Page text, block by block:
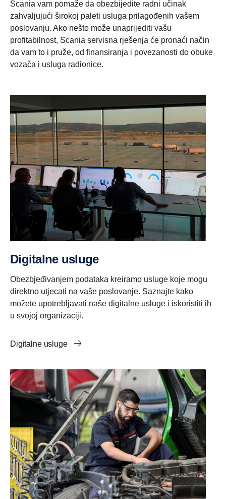
Scania vam pomaže da obezbijedite radni učinak
zahvaljujući širokoj paleti usluga prilagođenih vašem
poslovanju. Ako nešto može unaprijediti vašu
profitabilnost, Scania servisna rješenja će pronaći način
da vam to i pruže, od finansiranja i povezanosti do obuke
vozača i usluga radionice.
Digitalne usluge
Obezbjeđivanjem podataka kreiramo usluge koje mogu
direktno utjecati na vaše poslovanje. Saznajte kako
možete upotrebljavati naše digitalne usluge i iskoristiti ih
u svojoj organizaciji.
Digitalne usluge